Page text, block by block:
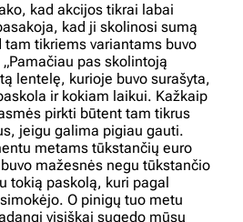
kad akcijos tikrai labai
kad ji skolinosi sumą
tikriems variantams buvo
pas skolintoją
lentelę, kurioje buvo surašyta,
ir kokiam laikui. Kažkaip
pirkti būtent tam tikrus
jeigu galima pigiau gauti.
metams tūkstančių euro
mažesnės negu tūkstančio
tokią paskolą, kuri pagal
O pinigų tuo metu
visiškai sugedo mūsų